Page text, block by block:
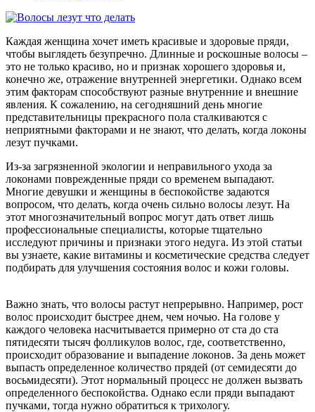
Каждая женщина хочет иметь красивые и здоровые пряди,
чтобы выглядеть безупречно. Длинные и роскошные волосы –
это не только красиво, но и признак хорошего здоровья и,
конечно же, отражение внутренней энергетики. Однако всем
этим факторам способствуют разные внутренние и внешние
явления. К сожалению, на сегодняшний день многие
представительницы прекрасного пола сталкиваются с
неприятными факторами и не знают, что делать, когда локоны
лезут пучками.
Из-за загрязненной экологии и неправильного ухода за
локонами поврежденные пряди со временем выпадают.
Многие девушки и женщины в беспокойстве задаются
вопросом, что делать, когда очень сильно волосы лезут. На
этот многозначительный вопрос могут дать ответ лишь
профессиональные специалисты, которые тщательно
исследуют причины и признаки этого недуга. Из этой статьи
вы узнаете, какие витамины и косметические средства следует
подбирать для улучшения состояния волос и кожи головы.
Важно знать, что волосы растут непрерывно. Например, рост
волос происходит быстрее днем, чем ночью. На голове у
каждого человека насчитывается примерно от ста до ста
пятидесяти тысяч фолликулов волос, где, соответственно,
происходит образование и выпадение локонов. За день может
выпасть определенное количество прядей (от семидесяти до
восьмидесяти). Этот нормальный процесс не должен вызвать
определенного беспокойства. Однако если пряди выпадают
пучками, тогда нужно обратиться к трихологу.